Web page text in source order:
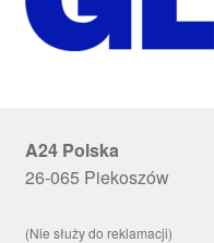
A24 Polska
26-065 Piekoszów
(Nie służy do reklamacji)